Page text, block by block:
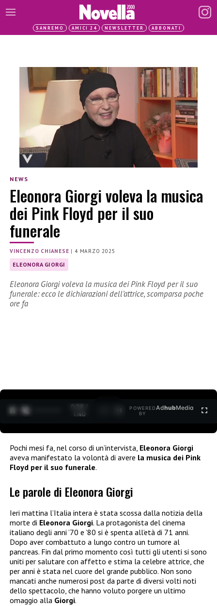
SANREMO AMICI 24 NEWSLETTER ABBONATI
NEWS
Eleonora Giorgi voleva la musica
dei Pink Floyd per il suo
funerale
VINCENZO CHIANESE |4 MARZO 2025
ELEONORA GIORGI
Eleonora Giorgi voleva la musica dei Pink Floyd per il suo
funerale: ecco le dichiarazioni dell’attrice, scomparsa poche
ore fa
0:30 /
1:40
POWERED
BY
AdhubMedia
Pochi mesi fa, nel corso di un’intervista, Eleonora Giorgi
aveva manifestato la volontà di avere la musica dei Pink
Floyd per il suo funerale.
Le parole di Eleonora Giorgi
Ieri mattina l’Italia intera è stata scossa dalla notizia della
morte di Eleonora Giorgi. La protagonista del cinema
italiano degli anni ’70 e ’80 si è spenta all’età di 71 anni.
Dopo aver combattuto a lungo contro un tumore al
pancreas. Fin dal primo momento così tutti gli utenti si sono
uniti per salutare con affetto e stima la celebre attrice, che
per anni è stata nel cuore del grande pubblico. Non sono
mancati anche numerosi post da parte di diversi volti noti
dello spettacolo, che hanno voluto porgere un ultimo
omaggio alla Giorgi.